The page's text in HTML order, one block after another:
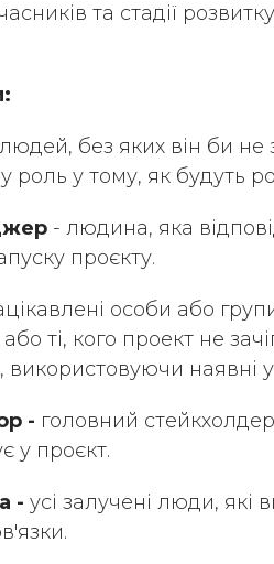
та стадії
без яких він би не
роль у тому, як будуть
- людина, яка
проєкту.
особи або
ті, кого проект не
використовуючи наявні
- головний
у проєкт.
- усі залучені люди, які